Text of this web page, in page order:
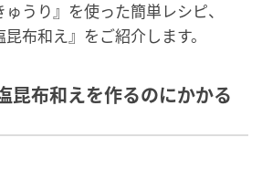
うり』を使った簡単レシピ、
昆布和え』をご紹介します。
昆布和えを作るのにかかる